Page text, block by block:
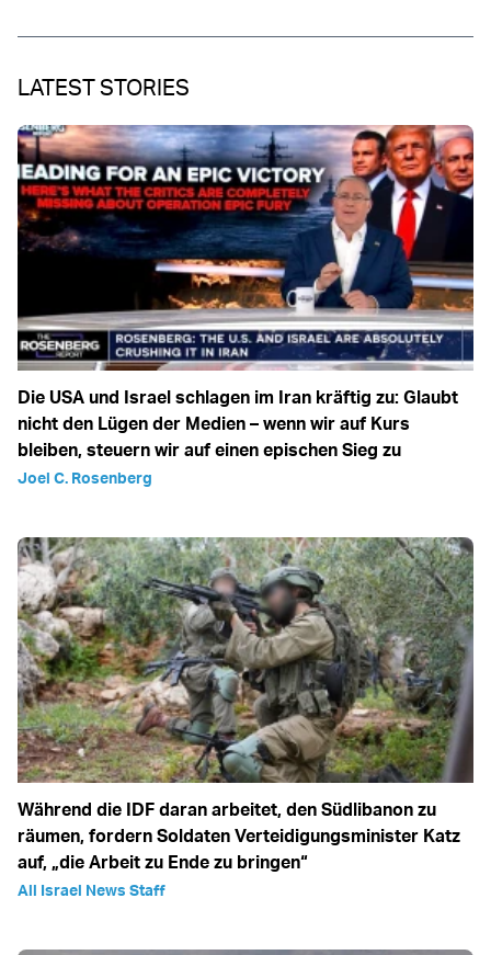
LATEST STORIES
Die USA und Israel schlagen im Iran kräftig zu: Glaubt
nicht den Lügen der Medien – wenn wir auf Kurs
bleiben, steuern wir auf einen epischen Sieg zu
Joel C. Rosenberg
Während die IDF daran arbeitet, den Südlibanon zu
räumen, fordern Soldaten Verteidigungsminister Katz
auf, „die Arbeit zu Ende zu bringen“
All Israel News Staff